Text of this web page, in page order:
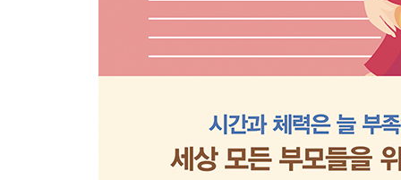
아이의 생각을 자라게 하는 상호작용은 따로 있습
아이의 자존감은 칭찬을 먹고 자란다
아이를 따라 하기, 아이의 자신감이 자란다
놀이 행동을 말로 표현하기, 아이의 집중력이 자란